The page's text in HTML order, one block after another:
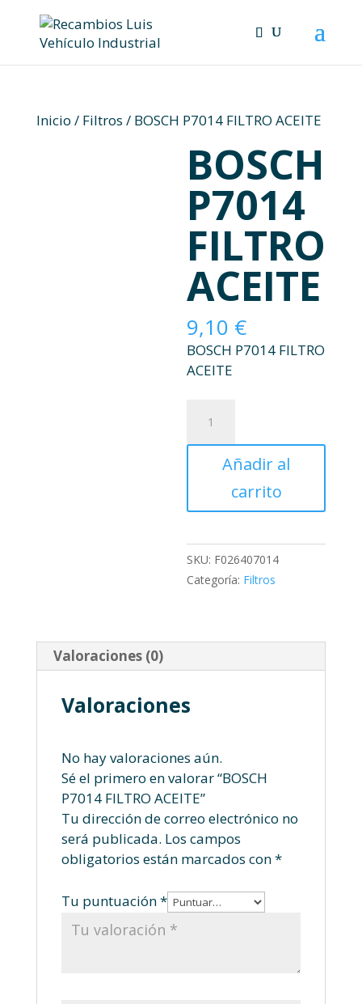
content
Inicio / Filtros / BOSCH P7014 FILTRO ACEITE
BOSCH
P7014
FILTRO
ACEITE
9,10 €
BOSCH P7014 FILTRO
ACEITE
P7014
FILTRO
ACEITE
cantidad
Añadir al
carrito
SKU: F026407014
Categoría: Filtros
Valoraciones (0)
Valoraciones
No hay valoraciones aún.
Sé el primero en valorar “BOSCH
P7014 FILTRO ACEITE”
Tu dirección de correo electrónico no
será publicada. Los campos
obligatorios están marcados con*
Tu puntuación*